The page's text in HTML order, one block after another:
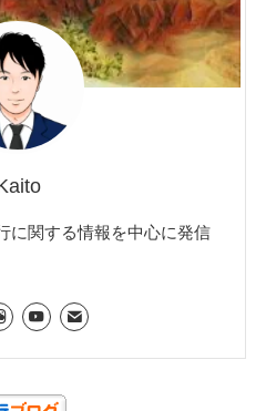
に関する情報を中心に発信